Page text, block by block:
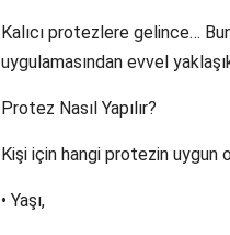
Kalıcı protezlere gelince…
uygulamasından evvel
Protez Nasıl Yapılır?
Kişi için hangi protezin uygun
• Yaşı,